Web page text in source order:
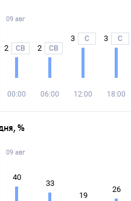
09 авг
2 СВ
00:00
2 СВ
06:00
3 С
12:00
3 С
18:00
%
09 авг
40
33
19
26